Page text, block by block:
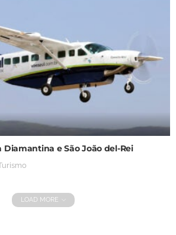
Diamantina e São João del-Rei
LOAD MORE